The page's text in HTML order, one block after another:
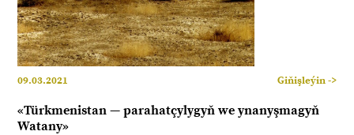
09.03.2021 Giňişleýin ->
«Türkmenistan — parahatçylygyň we ynanyşmagyň
Watany»